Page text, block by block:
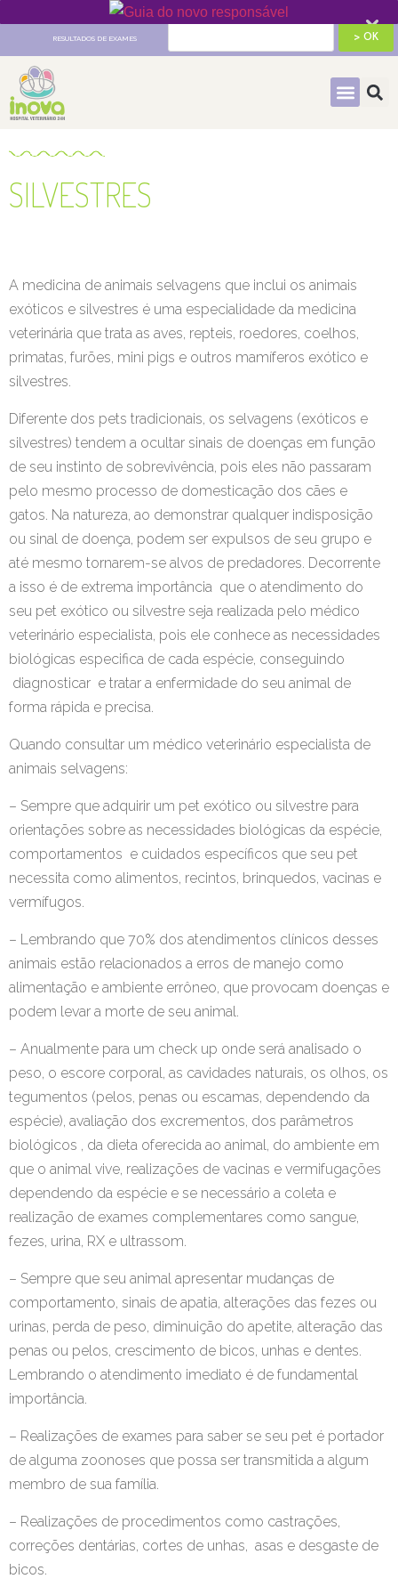
HOSPITAL VETERINÁRIO 24H
RESULTADOS DE EXAMES
SILVESTRES
A medicina de animais selvagens que inclui os animais
exóticos e silvestres é uma especialidade da medicina
veterinária que trata as aves, repteis, roedores, coelhos,
primatas, furões, mini pigs e outros mamíferos exótico e
silvestres.
Diferente dos pets tradicionais, os selvagens (exóticos e
silvestres) tendem a ocultar sinais de doenças em função
de seu instinto de sobrevivência, pois eles não passaram
pelo mesmo processo de domesticação dos cães e
gatos. Na natureza, ao demonstrar qualquer indisposição
ou sinal de doença, podem ser expulsos de seu grupo e
até mesmo tornarem-se alvos de predadores. Decorrente
a isso é de extrema importância que o atendimento do
seu pet exótico ou silvestre seja realizada pelo médico
veterinário especialista, pois ele conhece as necessidades
biológicas especifica de cada espécie, conseguindo
diagnosticar e tratar a enfermidade do seu animal de
forma rápida e precisa.
Quando consultar um médico veterinário especialista de
animais selvagens:
– Sempre que adquirir um pet exótico ou silvestre para
orientações sobre as necessidades biológicas da espécie,
comportamentos e cuidados específicos que seu pet
necessita como alimentos, recintos, brinquedos, vacinas e
vermífugos.
– Lembrando que 70% dos atendimentos clínicos desses
animais estão relacionados a erros de manejo como
alimentação e ambiente errôneo, que provocam doenças e
podem levar a morte de seu animal.
– Anualmente para um check up onde será analisado o
peso, o escore corporal, as cavidades naturais, os olhos, os
tegumentos (pelos, penas ou escamas, dependendo da
espécie), avaliação dos excrementos, dos parâmetros
biológicos , da dieta oferecida ao animal, do ambiente em
que o animal vive, realizações de vacinas e vermifugações
dependendo da espécie e se necessário a coleta e
realização de exames complementares como sangue,
fezes, urina, RX e ultrassom.
– Sempre que seu animal apresentar mudanças de
comportamento, sinais de apatia, alterações das fezes ou
urinas, perda de peso, diminuição do apetite, alteração das
penas ou pelos, crescimento de bicos, unhas e dentes.
Lembrando o atendimento imediato é de fundamental
importância.
– Realizações de exames para saber se seu pet é portador
de alguma zoonoses que possa ser transmitida a algum
membro de sua família.
– Realizações de procedimentos como castrações,
correções dentárias, cortes de unhas, asas e desgaste de
bicos.